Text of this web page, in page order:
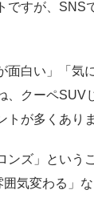
ですが、SNS
白い」「気
クーペSUV
が多くありま
ズ」という
気変わる」